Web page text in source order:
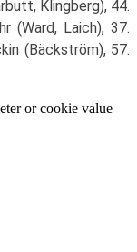
Klingberg), 44.
(Ward, Laich), 37.
(Bäckström), 57.